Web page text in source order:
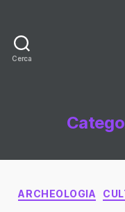
Cerca
ARCHEOLOGIA